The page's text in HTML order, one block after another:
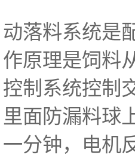
动落料系统是
作原理是饲料
控制系统控制
里面防漏料球
一分钟，电机